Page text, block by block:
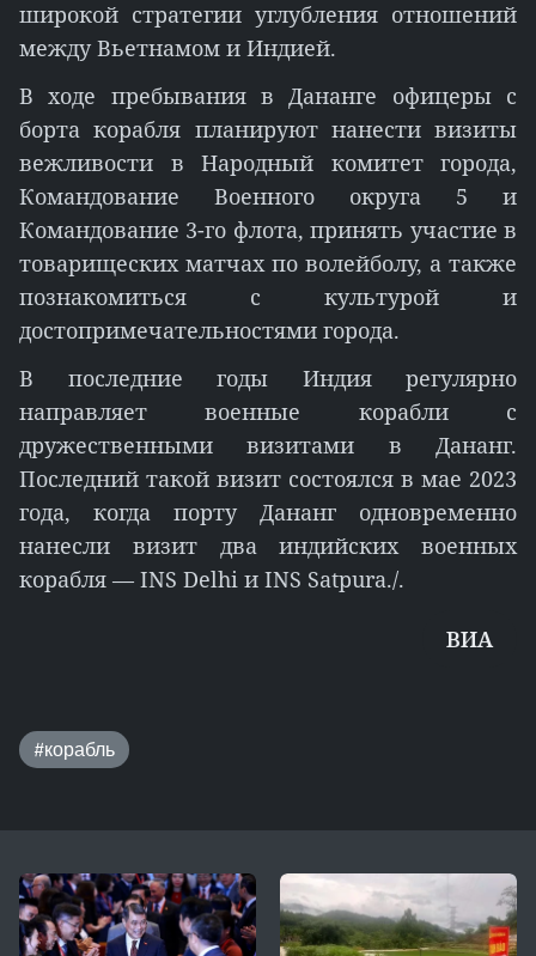
широкой стратегии углубления отношений
между Вьетнамом и Индией.
В ходе пребывания в Дананге офицеры с
борта корабля планируют нанести визиты
вежливости в Народный комитет города,
Командование Военного округа 5 и
Командование 3-го флота, принять участие в
товарищеских матчах по волейболу, а также
познакомиться с культурой и
достопримечательностями города.
В последние годы Индия регулярно
направляет военные корабли с
дружественными визитами в Дананг.
Последний такой визит состоялся в мае 2023
года, когда порту Дананг одновременно
нанесли визит два индийских военных
корабля — INS Delhi и INS Satpura./.
ВИА
#корабль